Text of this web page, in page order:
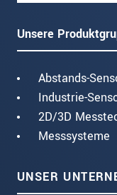
Unsere
Abstands-
Industrie-
2D/3D
Messsysteme
UNSER